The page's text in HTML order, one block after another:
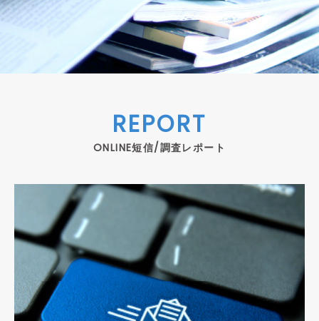
REPORT
ONLINE短信/調査レポート